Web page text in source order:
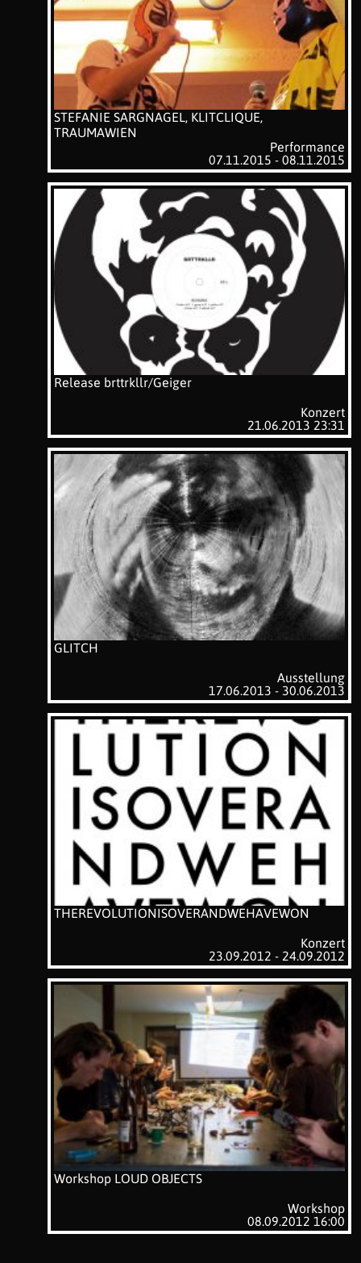
STEFANIE SARGNAGEL, KLITCLIQUE,
TRAUMAWIEN
Performance
07.11.2015 - 08.11.2015
Release brttrkllr/Geiger
Konzert
21.06.2013 23:31
GLITCH
Ausstellung
17.06.2013 - 30.06.2013
THEREVOLUTIONISOVERANDWEHAVEWON
Konzert
23.09.2012 - 24.09.2012
Workshop LOUD OBJECTS
Workshop
08.09.2012 16:00